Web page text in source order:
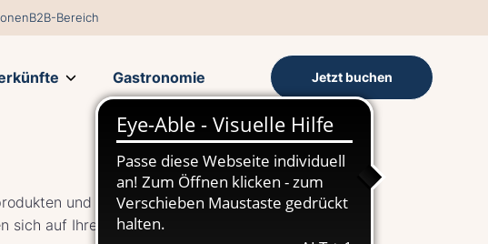
B2B-Bereich
Gastronomie Jetzt buchen
und Waren aus
sich auf Ihren Besuch!